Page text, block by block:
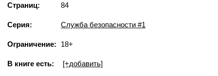
Страниц: 84
Серия: Служба безопасности #1
Ограничение: 18+
В книге есть: [+добавить]